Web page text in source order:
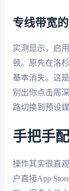
专线带宽
实测显示，启
顿。原先在洛
基本消失。这
别出你点击周
路切换到预设
手把手
操作其实很直
户直接App